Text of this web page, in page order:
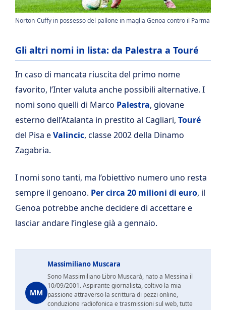
Norton-Cuffy in possesso del pallone in maglia Genoa contro il Parma
Gli altri nomi in lista: da Palestra a Touré
In caso di mancata riuscita del primo nome
favorito, l’Inter valuta anche possibili alternative. I
nomi sono quelli di Marco Palestra, giovane
esterno dell’Atalanta in prestito al Cagliari, Touré
del Pisa eValincic, classe 2002 della Dinamo
Zagabria.
I nomi sono tanti, ma l’obiettivo numero uno resta
sempre il genoano. Per circa 20 milioni di euro, il
Genoa potrebbe anche decidere di accettare e
lasciar andare l’inglese già a gennaio.
MM
Massimiliano Muscara
Sono Massimiliano Libro Muscarà, nato a Messina il
10/09/2001. Aspirante giornalista, coltivo la mia
passione attraverso la scrittura di pezzi online,
conduzione radiofonica e trasmissioni sul web, tutte